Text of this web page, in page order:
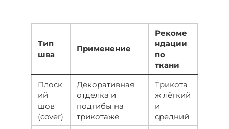
Тип
шва
Применение
Рекоме
ндации
по
ткани
Плоск
ий
шов
(cover)
Декоративная
отделка и
подгибы на
трикотаже
Трикота
ж лёгкий
и
средний